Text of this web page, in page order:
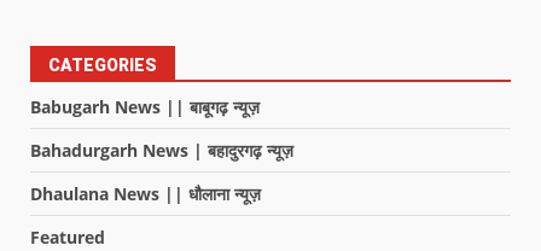
CATEGORIES
Babugarh News || बाबूगढ़ न्यूज़
Bahadurgarh News | बहादुरगढ़ न्यूज़
Dhaulana News || धौलाना न्यूज़
Featured